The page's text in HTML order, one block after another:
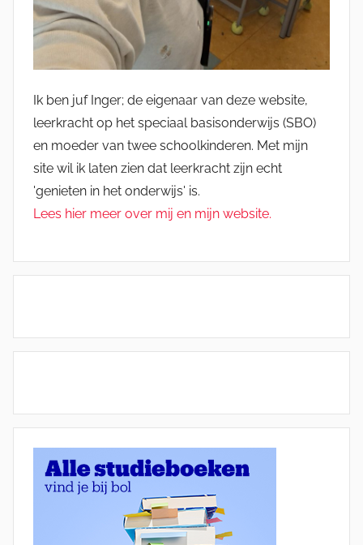
Ik ben juf Inger; de eigenaar van deze website,
leerkracht op het speciaal basisonderwijs (SBO)
en moeder van twee schoolkinderen. Met mijn
site wil ik laten zien dat leerkracht zijn echt
'genieten in het onderwijs' is.
Lees hier meer over mij en mijn website.